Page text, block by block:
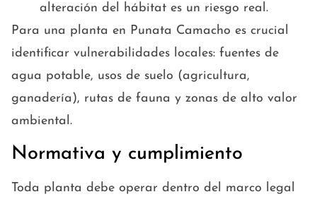
alteración del hábitat es un riesgo real.
Para una planta en Punata Camacho es crucial
identificar vulnerabilidades locales: fuentes de
agua potable, usos de suelo (agricultura,
ganadería), rutas de fauna y zonas de alto valor
ambiental.
Normativa y cumplimiento
Toda planta debe operar dentro del marco legal